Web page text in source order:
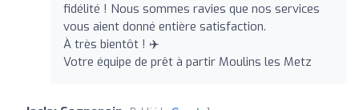
fidélité ! Nous sommes ravies que nos services
vous aient donné entière satisfaction.
À très bientôt ! ✈️
Votre équipe de prêt à partir Moulins les Metz